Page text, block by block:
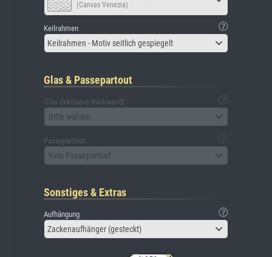
(Canvas Venezia)
Keilrahmen
Keilrahmen - Motiv seitlich gespiegelt
Glas & Passepartout
Glas (inklusive Rückwand)
Bitte wählen
Passepartout
Kein Passepartout
Sonstiges & Extras
Aufhängung
Zackenaufhänger (gesteckt)